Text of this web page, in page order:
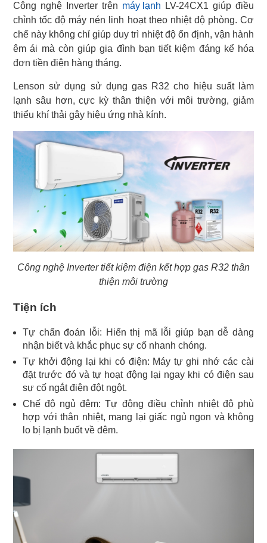
Công nghệ Inverter trên máy lạnh LV-24CX1 giúp điều
chỉnh tốc độ máy nén linh hoạt theo nhiệt độ phòng. Cơ
chế này không chỉ giúp duy trì nhiệt độ ổn định, vận hành
êm ái mà còn giúp gia đình bạn tiết kiệm đáng kể hóa
đơn tiền điện hàng tháng.
Lenson sử dụng sử dụng gas R32 cho hiệu suất làm
lạnh sâu hơn, cực kỳ thân thiện với môi trường, giảm
thiểu khí thải gây hiệu ứng nhà kính.
Công nghệ Inverter tiết kiệm điện kết hợp gas R32 thân
thiện môi trường
Tiện ích
Tự chẩn đoán lỗi: Hiển thị mã lỗi giúp bạn dễ dàng
nhận biết và khắc phục sự cố nhanh chóng.
Tự khởi động lại khi có điện: Máy tự ghi nhớ các cài
đặt trước đó và tự hoạt động lại ngay khi có điện sau
sự cố ngắt điện đột ngột.
Chế độ ngủ đêm: Tự động điều chỉnh nhiệt độ phù
hợp với thân nhiệt, mang lại giấc ngủ ngon và không
lo bị lạnh buốt về đêm.